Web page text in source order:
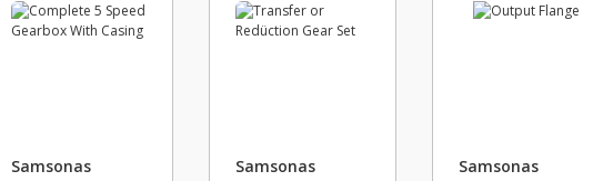
Samsonas Samsonas Samsonas